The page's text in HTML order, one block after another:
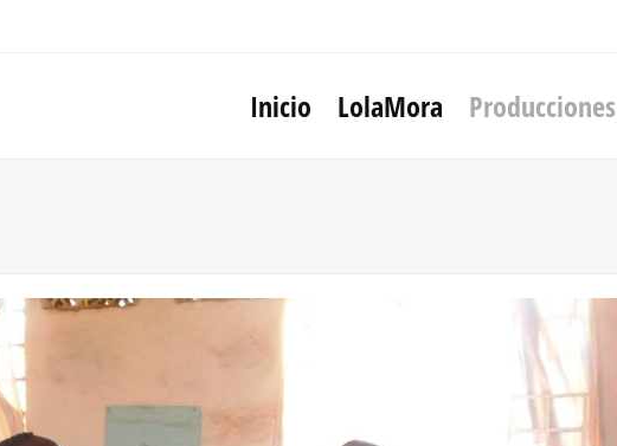
Inicio LolaMora Producciones